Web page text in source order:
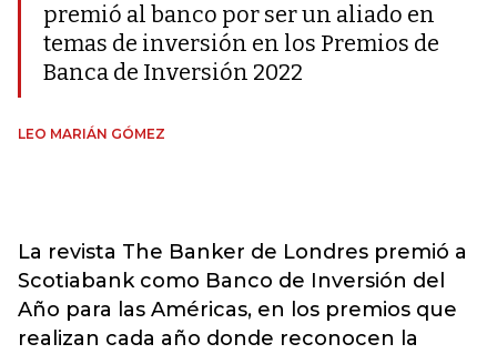
premió al banco por ser un aliado en
temas de inversión en los Premios de
Banca de Inversión 2022
LEO MARIÁN GÓMEZ
La revista The Banker de Londres premió a
Scotiabank como Banco de Inversión del
Año para las Américas, en los premios que
realizan cada año donde reconocen la